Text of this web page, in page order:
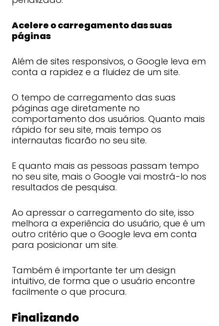
Acelere o carregamento das suas
páginas
Além de sites responsivos, o Google leva em
conta a rapidez e a fluidez de um site.
O tempo de carregamento das suas
páginas age diretamente no
comportamento dos usuários. Quanto mais
rápido for seu site, mais tempo os
internautas ficarão no seu site.
E quanto mais as pessoas passam tempo
no seu site, mais o Google vai mostrá-lo nos
resultados de pesquisa.
Ao apressar o carregamento do site, isso
melhora a experiência do usuário, que é um
outro critério que o Google leva em conta
para posicionar um site.
Também é importante ter um design
intuitivo, de forma que o usuário encontre
facilmente o que procura.
Finalizando